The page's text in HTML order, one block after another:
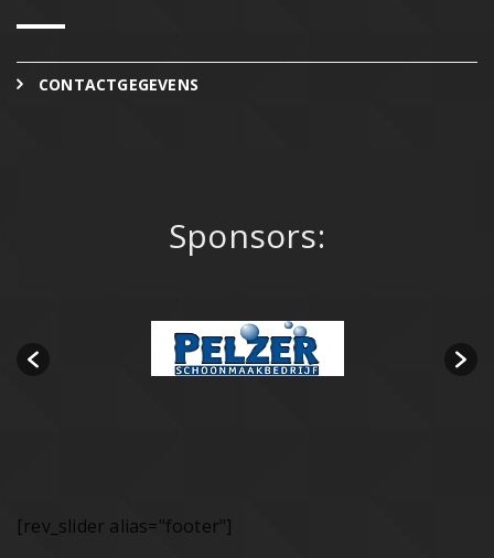
CONTACTGEGEVENS
Sponsors:
[rev_slider alias="footer"]